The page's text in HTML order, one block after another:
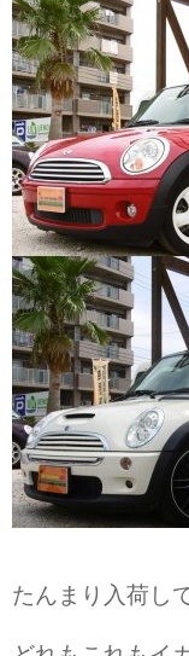
たんまり入荷し